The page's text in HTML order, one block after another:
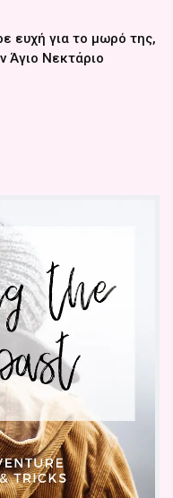
ευχή για το μωρό της,
Άγιο Νεκτάριο